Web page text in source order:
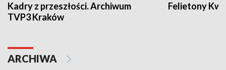
Kadry z przeszłości. Archiwum
TVP3 Kraków
Felietony
ARCHIWA